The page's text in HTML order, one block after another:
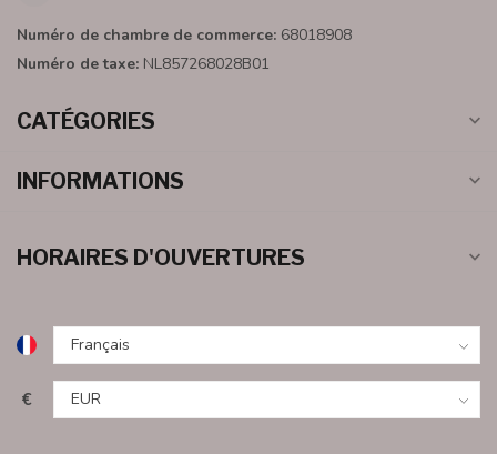
Numéro de chambre de commerce: 68018908
Numéro de taxe: NL857268028B01
CATÉGORIES
INFORMATIONS
HORAIRES D'OUVERTURES
€